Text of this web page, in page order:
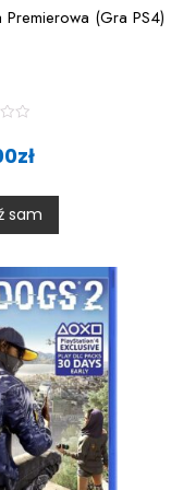
(Gra PS4)
zł
sam